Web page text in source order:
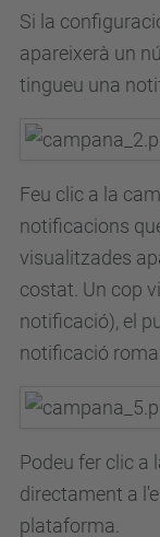
Si la
apareixerà un
tingueu una
Feu clic a la
notificacions
visualitzades
costat. Un cop
notificació), el
notificació
Podeu fer clic a
directament a
plataforma.